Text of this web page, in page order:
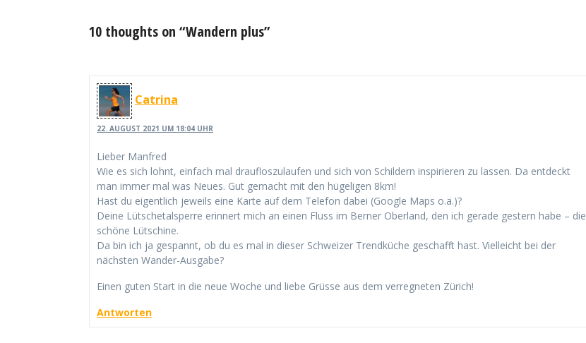
10 thoughts on “Wandern plus”
Catrina
22. AUGUST 2021 UM 18:04 UHR
Lieber Manfred
Wie es sich lohnt, einfach mal draufloszulaufen und sich von Schildern inspirieren zu lassen. Da entdeckt
man immer mal was Neues. Gut gemacht mit den hügeligen 8km!
Hast du eigentlich jeweils eine Karte auf dem Telefon dabei (Google Maps o.ä.)?
Deine Lütschetalsperre erinnert mich an einen Fluss im Berner Oberland, den ich gerade gestern habe – die
schöne Lütschine.
Da bin ich ja gespannt, ob du es mal in dieser Schweizer Trendküche geschafft hast. Vielleicht bei der
nächsten Wander-Ausgabe?
Einen guten Start in die neue Woche und liebe Grüsse aus dem verregneten Zürich!
Antworten